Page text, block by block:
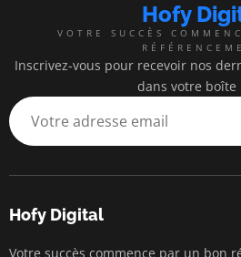
Hofy
VOTRE SUCCÈS
Inscrivez-vous pour recevoir nos
dans votre boîte
Hofy Digital
Votre succès commence par un bon